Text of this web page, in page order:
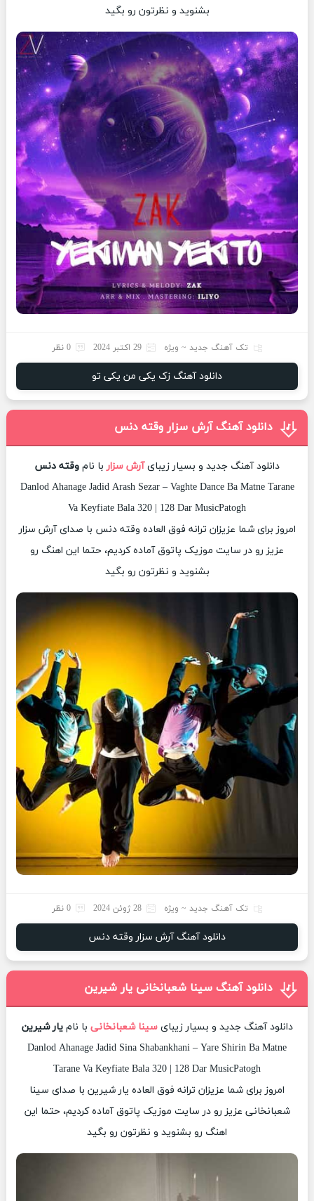
بشنوید و نظرتون رو بگید
تک آهنگ جدید ~ ویژه 29 اکتبر 2024 0 نظر
دانلود آهنگ زک یکی من یکی تو
دانلود آهنگ آرش سزار وقته دنس
دانلود آهنگ جدید و بسیار زیبایآرش سزاربا نام وقته دنس
Danlod Ahanage Jadid Arash Sezar – Vaghte Dance Ba Matne Tarane
Va Keyfiate Bala 320 | 128 Dar MusicPatogh
امروز برای شما عزیزان ترانه فوق العاده وقته دنس با صدای آرش سزار
عزیز رو در سایت موزیک پاتوق آماده کردیم، حتما این اهنگ رو
بشنوید و نظرتون رو بگید
تک آهنگ جدید ~ ویژه 28 ژوئن 2024 0 نظر
دانلود آهنگ آرش سزار وقته دنس
دانلود آهنگ سینا شعبانخانی یار شیرین
دانلود آهنگ جدید و بسیار زیبایسینا شعبانخانی با نامیار شیرین
Danlod Ahanage Jadid Sina Shabankhani – Yare Shirin Ba Matne
Tarane Va Keyfiate Bala 320 | 128 Dar MusicPatogh
امروز برای شما عزیزان ترانه فوق العاده یار شیرین با صدای سینا
شعبانخانی عزیز رو در سایت موزیک پاتوق آماده کردیم، حتما این
اهنگ رو بشنوید و نظرتون رو بگید